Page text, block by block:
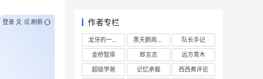
登录 或 刷新 作者专栏
龙牙的一座山 黑天鹅商业情报站
队长手记
金桥智库
郎言志
远方青木
超级学爸
记忆承载
西西弗评论